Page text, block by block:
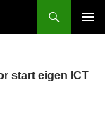
start eigen ICT